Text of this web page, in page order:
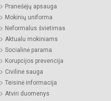
Pranešėjų apsauga
Mokinių uniforma
Neformalus švietimas
Aktualu mokiniams
Socialinė parama
Korupcijos prevencija
Civilinė sauga
Teisinė informacija
Atviri duomenys